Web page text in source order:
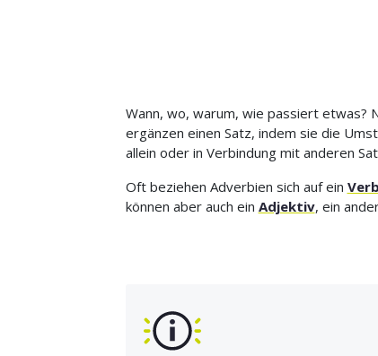
Wann, wo, warum, wie passiert etwas?
ergänzen einen Satz, indem sie die
allein oder in Verbindung mit anderen
Oft beziehen Adverbien sich auf ein Verb
können aber auch ein Adjektiv, ein